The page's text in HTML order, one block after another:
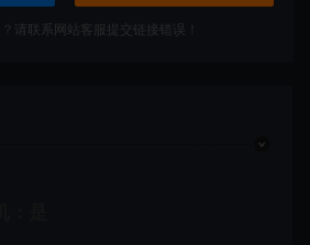
？请联系网站客服提交链接错误！